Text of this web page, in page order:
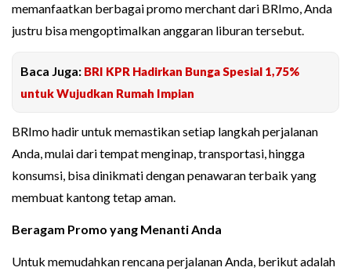
memanfaatkan berbagai promo merchant dari BRImo, Anda
justru bisa mengoptimalkan anggaran liburan tersebut.
Baca Juga: BRI KPR Hadirkan Bunga Spesial 1,75%
untuk Wujudkan Rumah Impian
BRImo hadir untuk memastikan setiap langkah perjalanan
Anda, mulai dari tempat menginap, transportasi, hingga
konsumsi, bisa dinikmati dengan penawaran terbaik yang
membuat kantong tetap aman.
Beragam Promo yang Menanti Anda
Untuk memudahkan rencana perjalanan Anda, berikut adalah